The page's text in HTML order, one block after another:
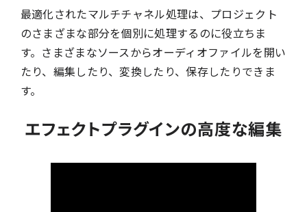
最適化されたマルチチャネル処理は、プロジェクト
のさまざまな部分を個別に処理するのに役立ちま
す。さまざまなソースからオーディオファイルを開い
たり、編集したり、変換したり、保存したりできま
す。
エフェクトプラグインの高度な編集